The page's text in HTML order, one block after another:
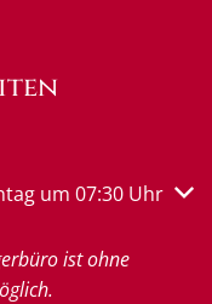
Schließzeiten
um 07:30 Uhr
ist ohne